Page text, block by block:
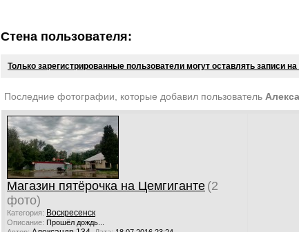
Стена пользователя:
Только зарегистрированные пользователи могут оставлять записи на
Последние фотографии, которые добавил пользователь
Магазин пятёрочка на Цемгиганте (2
фото)
Категория: Воскресенск
Описание: Прошёл дождь...